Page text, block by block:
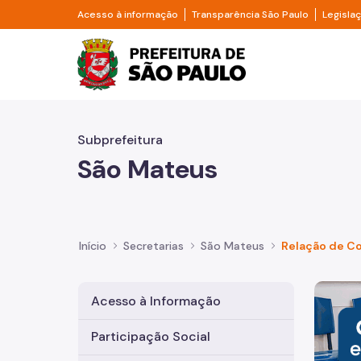
Pular para o Conteúdo principal
Acesso à informação Divisor de acesso à informação
Transparência São Paulo Divisor
Prefeitura de São
Subprefeitura
São Mateus
Início Secretarias São Mateus Relação de
Acesso à Informação
Participação Social